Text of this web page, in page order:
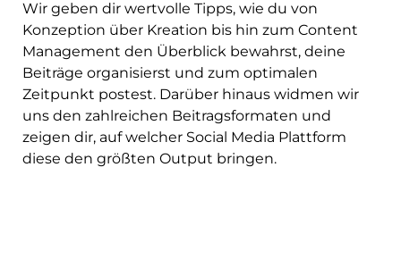
Wir geben dir wertvolle Tipps, wie du von
Konzeption über Kreation bis hin zum Content
Management den Überblick bewahrst, deine
Beiträge organisierst und zum optimalen
Zeitpunkt postest. Darüber hinaus widmen wir
uns den zahlreichen Beitragsformaten und
zeigen dir, auf welcher Social Media Plattform
diese den größten Output bringen.